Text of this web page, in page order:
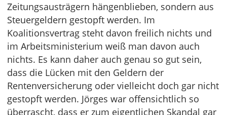
Zeitungsausträgern hängenblieben, sondern aus
Steuergeldern gestopft werden. Im
Koalitionsvertrag steht davon freilich nichts und
im Arbeitsministerium weiß man davon auch
nichts. Es kann daher auch genau so gut sein,
dass die Lücken mit den Geldern der
Rentenversicherung oder vielleicht doch gar nicht
gestopft werden. Jörges war offensichtlich so
überrascht, dass er zum eigentlichen Skandal gar